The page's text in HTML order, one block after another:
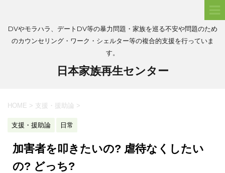
DVやモラハラ、デートDV等の暴力問題・家族を巡る不安や問題のため
のカウンセリング・ワーク・シェルター等の複合的支援を行っていま
す。
日本家族再生センター
HOME > 支援・援助論 >
支援・援助論 日常
加害者を叩きたいの? 虐待なくしたい
の? どっち?